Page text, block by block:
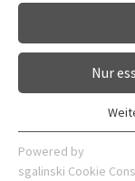
Contact
Department of
Nur
Essentielle
Webseite
Powered by
sgalinski Cookie